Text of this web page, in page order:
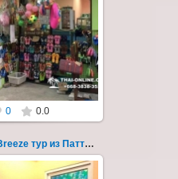
из Паттайи, с
Breeze" на пляже Ао
123
Online
0 0.0
Ко Самет отель Sea Breeze тур из Паттайи фото 124